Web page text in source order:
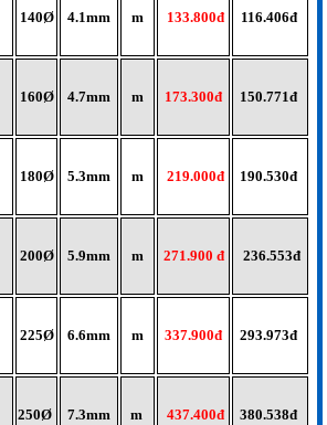
140Ø 4.1mm m 133.800đ 116.406đ
160Ø 4.7mm m 173.300đ 150.771đ
180Ø 5.3mm m 219.000đ 190.530đ
200Ø 5.9mm m 271.900 đ 236.553đ
225Ø 6.6mm m 337.900đ 293.973đ
250Ø 7.3mm m 437.400đ 380.538đ